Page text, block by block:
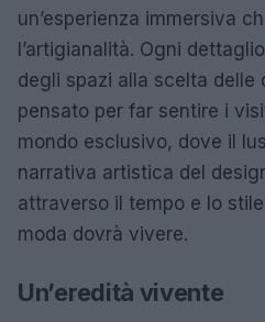
un’esperienza immersiva
l’artigianalità. Ogni
degli spazi alla scelta delle
pensato per far sentire i
mondo esclusivo, dove il
narrativa artistica del
attraverso il tempo e lo
moda dovrà vivere.
Un’eredità vivente